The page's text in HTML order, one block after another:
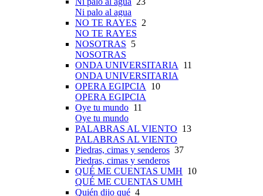
Ni palo al agua
NO TE RAYES 2
NO TE RAYES
NOSOTRAS 5
NOSOTRAS
ONDA UNIVERSITARIA
11
ONDA UNIVERSITARIA
OPERA EGIPCIA
10
OPERA EGIPCIA
Oye tu mundo 11
Oye tu mundo
PALABRAS AL VIENTO 13
PALABRAS AL VIENTO
Piedras, cimas y senderos 37
Piedras, cimas y senderos
QUÉ ME CUENTAS UMH 10
QUÉ ME CUENTAS UMH
Quién dijo qué 4